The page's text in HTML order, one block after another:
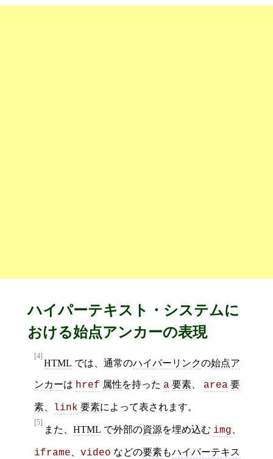
ハイパーテキスト・システムに
おける始点アンカーの表現
[4]
HTML では、通常のハイパーリンクの始点ア
ンカーは href 属性を持った a 要素 area 要
素 link 要素によって表されます。
[5]
また、 HTML で外部の資源を埋め込む img
iframe video などの要素もハイパーテキス